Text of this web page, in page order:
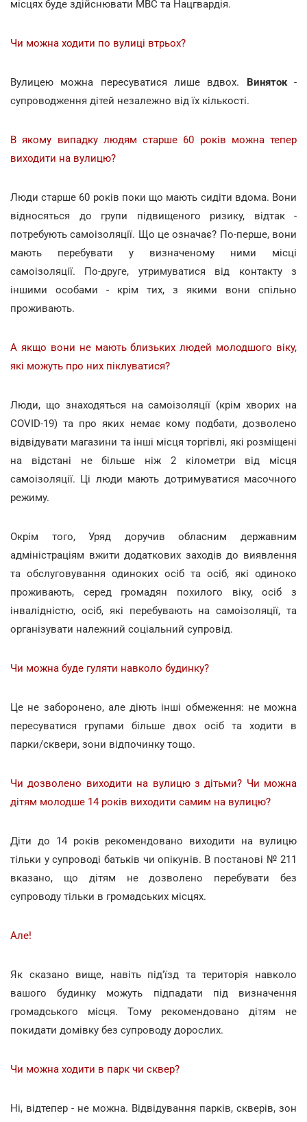
місцях буде здійснювати МВС та Нацгвардія.
Чи можна ходити по вулиці втрьох?
Вулицею можна пересуватися лише вдвох. Виняток-
супроводження дітей незалежно від їх кількості.
В якому випадку людям старше 60 років можна тепер
виходити на вулицю?
Люди старше 60 років поки що мають сидіти вдома. Вони
відносяться до групи підвищеного ризику, відтак -
потребують самоізоляції. Що це означає? По-перше, вони
мають перебувати у визначеному ними місці
самоізоляції. По-друге, утримуватися від контакту з
іншими особами - крім тих, з якими вони спільно
проживають.
А якщо вони не мають близьких людей молодшого віку,
які можуть про них піклуватися?
Люди, що знаходяться на самоізоляції (крім хворих на
COVID-19) та про яких немає кому подбати, дозволено
відвідувати магазини та інші місця торгівлі, які розміщені
на відстані не більше ніж 2 кілометри від місця
самоізоляції. Ці люди мають дотримуватися масочного
режиму.
Окрім того, Уряд доручив обласним державним
адміністраціям вжити додаткових заходів до виявлення
та обслуговування одиноких осіб та осіб, які одиноко
проживають, серед громадян похилого віку, осіб з
інвалідністю, осіб, які перебувають на самоізоляції, та
організувати належний соціальний супровід.
Чи можна буде гуляти навколо будинку?
Це не заборонено, але діють інші обмеження: не можна
пересуватися групами більше двох осіб та ходити в
парки/сквери, зони відпочинку тощо.
Чи дозволено виходити на вулицю з дітьми? Чи можна
дітям молодше 14 років виходити самим на вулицю?
Діти до 14 років рекомендовано виходити на вулицю
тільки у супроводі батьків чи опікунів. В постанові № 211
вказано, що дітям не дозволено перебувати без
супроводу тільки в громадських місцях.
Але!
Як сказано вище, навіть під'їзд та територія навколо
вашого будинку можуть підпадати під визначення
громадського місця. Тому рекомендовано дітям не
покидати домівку без супроводу дорослих.
Чи можна ходити в парк чи сквер?
Ні, відтепер - не можна. Відвідування парків, скверів, зон